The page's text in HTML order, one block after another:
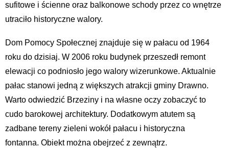
sufitowe i ścienne oraz balkonowe schody przez co wnętrze
utraciło historyczne walory.
Dom Pomocy Społecznej znajduje się w pałacu od 1964
roku do dzisiaj. W 2006 roku budynek przeszedł remont
elewacji co podniosło jego walory wizerunkowe. Aktualnie
pałac stanowi jedną z większych atrakcji gminy Drawno.
Warto odwiedzić Brzeziny i na własne oczy zobaczyć to
cudo barokowej architektury. Dodatkowym atutem są
zadbane tereny zieleni wokół pałacu i historyczna
fontanna. Obiekt można obejrzeć z zewnątrz.